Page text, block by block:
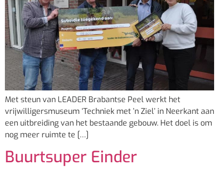
Met steun van LEADER Brabantse Peel werkt het
vrijwilligersmuseum ‘Techniek met ’n Ziel’ in Neerkant aan
een uitbreiding van het bestaande gebouw. Het doel is om
nog meer ruimte te […]
Buurtsuper Einder